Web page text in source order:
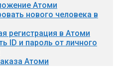
Атоми
нового человека в
регистрация в Атоми
ID и пароль от личного
Атоми